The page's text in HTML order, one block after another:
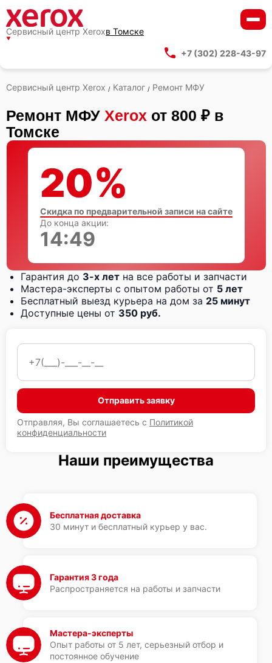
Сервисный центр Xeroxв Томске
+7 (302) 228-43-97
Сервисный центр Xerox / Каталог / Ремонт МФУ
Ремонт МФУ Xerox от 800 ₽ в
Томске
Гарантия до 3-х лет на все работы и запчасти
Мастера-эксперты с опытом работы от 5 лет
Бесплатный выезд курьера на дом за 25 минут
Доступные цены от 350 руб.
Отправить заявку
Отправляя, Вы соглашаетесь с Политикой
конфиденциальности
20%
Скидка по предварительной записи на сайте
До конца акции:
14:48
Наши преимущества
Бесплатная доставка
30 минут и бесплатный курьер у вас.
Гарантия 3 года
Распространяется на работы и запчасти
Мастера-эксперты
Опыт работы от 5 лет, серьезный отбор и
постоянное обучение